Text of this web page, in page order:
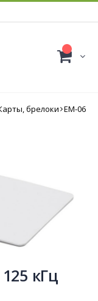
брелоки ЕМ-06
кГц